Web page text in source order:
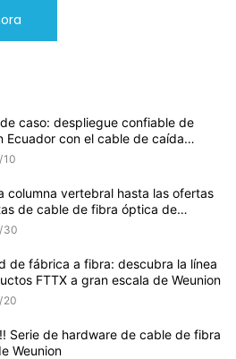
caso: despliegue confiable de
Ecuador con el cable de caída
Weunion
10
columna vertebral hasta las ofertas
de cable de fibra óptica de
30
de fábrica a fibra: descubra la línea
FTTX a gran escala de Weunion
20
Serie de hardware de cable de fibra
Weunion